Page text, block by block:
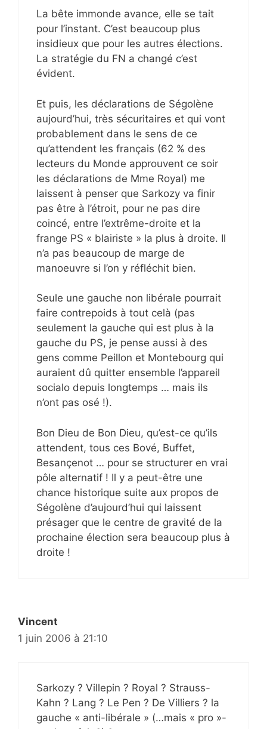
La bête immonde avance, elle se tait
pour l’instant. C’est beaucoup plus
insidieux que pour les autres élections.
La stratégie du FN a changé c’est
évident.
Et puis, les déclarations de Ségolène
aujourd’hui, très sécuritaires et qui vont
probablement dans le sens de ce
qu’attendent les français (62 % des
lecteurs du Monde approuvent ce soir
les déclarations de Mme Royal) me
laissent à penser que Sarkozy va finir
pas être à l’étroit, pour ne pas dire
coincé, entre l’extrême-droite et la
frange PS « blairiste » la plus à droite. Il
n’a pas beaucoup de marge de
manoeuvre si l’on y réfléchit bien.
Seule une gauche non libérale pourrait
faire contrepoids à tout celà (pas
seulement la gauche qui est plus à la
gauche du PS, je pense aussi à des
gens comme Peillon et Montebourg qui
auraient dû quitter ensemble l’appareil
socialo depuis longtemps … mais ils
n’ont pas osé !).
Bon Dieu de Bon Dieu, qu’est-ce qu’ils
attendent, tous ces Bové, Buffet,
Besançenot … pour se structurer en vrai
pôle alternatif ! Il y a peut-être une
chance historique suite aux propos de
Ségolène d’aujourd’hui qui laissent
présager que le centre de gravité de la
prochaine élection sera beaucoup plus à
droite !
Vincent
1 juin 2006 à 21:10
Sarkozy ? Villepin ? Royal ? Strauss-
Kahn ? Lang ? Le Pen ? De Villiers ? la
gauche « anti-libérale » (…mais « pro »-